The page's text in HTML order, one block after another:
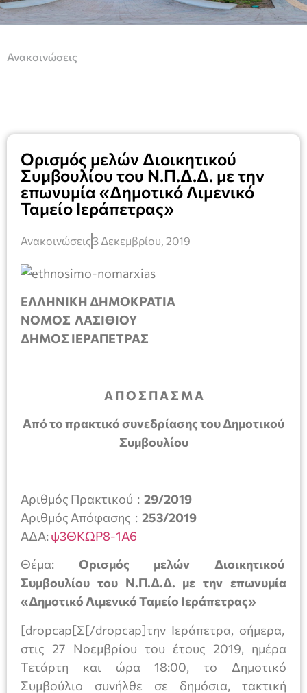
Ανακοινώσεις
Ορισμός μελών Διοικητικού
Συμβουλίου του Ν.Π.Δ.Δ. με την
επωνυμία «Δημοτικό Λιμενικό
Ταμείο Ιεράπετρας»
Ανακοινώσεις 3 Δεκεμβρίου, 2019
ΕΛΛΗΝΙΚΗ ΔΗΜΟΚΡΑΤΙΑ
ΝΟΜΟΣ ΛΑΣΙΘΙΟΥ
ΔΗΜΟΣ ΙΕΡΑΠΕΤΡΑΣ
Α Π Ο Σ Π Α Σ Μ Α
Από το πρακτικό συνεδρίασης του Δημοτικού
Συμβουλίου
Αριθμός Πρακτικού : 29/2019
Αριθμός Απόφασης : 253/2019
ΑΔΑ:ψ3ΘΚΩΡ8-1Α6
Θέμα:
Ορισμός μελών Διοικητικού
Συμβουλίου του Ν.Π.Δ.Δ. με την επωνυμία
«Δημοτικό Λιμενικό Ταμείο Ιεράπετρας»
[dropcap[Σ[/dropcap]την Ιεράπετρα, σήμερα,
στις 27 Νοεμβρίου του έτους 2019, ημέρα
Τετάρτη και ώρα 18:00, το Δημοτικό
Συμβούλιο συνήλθε σε δημόσια, τακτική